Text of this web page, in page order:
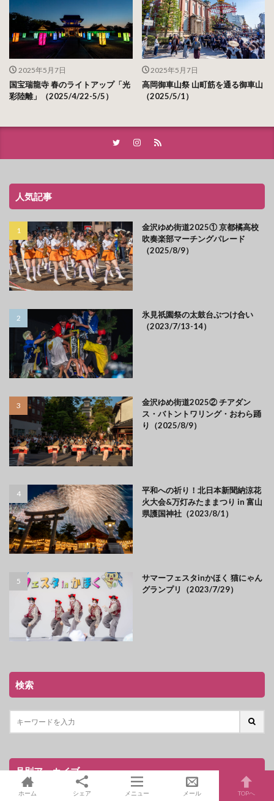
2025年5月7日
国宝瑞龍寺 春のライトアップ「光
彩陸離」（2025/4/22-5/5）
2025年5月7日
高岡御車山祭 山町筋を通る御車山
（2025/5/1）
人気記事
金沢ゆめ街道2025① 京都橘高校
吹奏楽部マーチングパレード
（2025/8/9）
氷見祇園祭の太鼓台ぶつけ合い
（2023/7/13-14）
金沢ゆめ街道2025② チアダン
ス・バトントワリング・おわら踊
り（2025/8/9）
平和への祈り！北日本新聞納涼花
火大会&万灯みたままつり in 富山
県護国神社（2023/8/1）
サマーフェスタinかほく 猫にゃん
グランプリ（2023/7/29）
検索
月別アーカイブ
ホーム シェア メニュー メール TOPへ